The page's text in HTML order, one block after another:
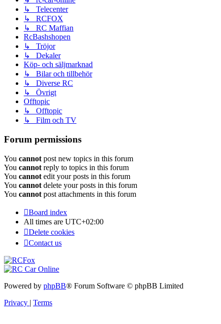
↳ Telecenter
↳ RCFOX
↳ RC Maffian
RcBashshopen
↳ Tröjor
↳ Dekaler
Köp- och säljmarknad
↳ Bilar och tillbehör
↳ Diverse RC
↳ Övrigt
Offtopic
↳ Offtopic
↳ Film och TV
Forum permissions
You cannot post new topics in this forum
You cannot reply to topics in this forum
You cannot edit your posts in this forum
You cannot delete your posts in this forum
You cannot post attachments in this forum
Board index
All times are UTC+02:00
Delete cookies
Contact us
Powered by phpBB® Forum Software © phpBB Limited
Privacy | Terms